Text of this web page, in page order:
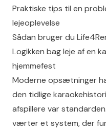
Praktiske tips til en
lejeoplevelse
Sådan bruger du
Logikken bag leje af en
hjemmefest
Moderne opsætninger
den tidlige
afspillere var
værter et system, der